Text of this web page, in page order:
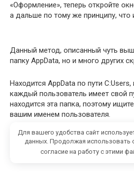
«Оформление», теперь откройте
а дальше по тому же принципу, что
Данный метод, описанный чуть
папку AppData, но и много других
Находится AppData по пути C:Users,
каждый пользователь имеет свой
находится эта папка, поэтому
вашим именем пользователя.
Итак, в данной папке имеется еще
Roaming, Local, LocalLow, в них
Для вашего удобства сайт
данных. Продолжая использовать
согласие на работу с этими